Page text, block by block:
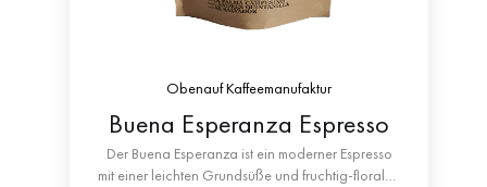
Obenauf Kaffeemanufaktur
Buena Esperanza Espresso
Der Buena Esperanza ist ein moderner Espresso
mit einer leichten Grundsüße und fruchtig-floralen